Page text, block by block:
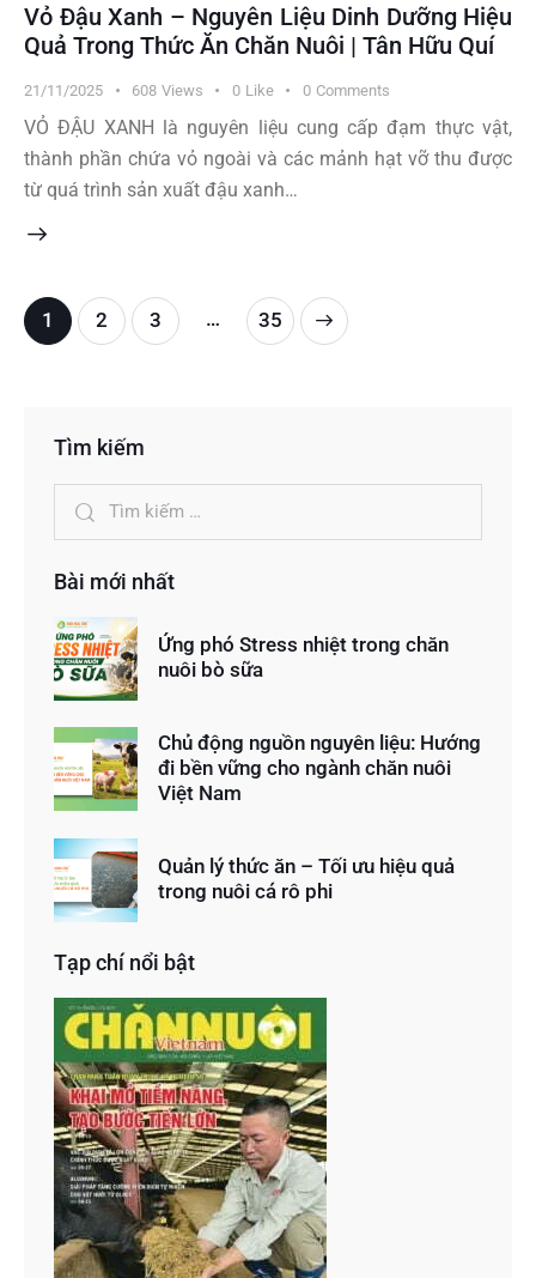
Vỏ Đậu Xanh – Nguyên Liệu Dinh Dưỡng Hiệu
Quả Trong Thức Ăn Chăn Nuôi | Tân Hữu Quí
21/11/2025 608 Views 0 Like 0 Comments
VỎ ĐẬU XANH là nguyên liệu cung cấp đạm thực vật,
thành phần chứa vỏ ngoài và các mảnh hạt vỡ thu được
từ quá trình sản xuất đậu xanh…
1 2 3 … 35
>
Tìm kiếm
Bài mới nhất
Ứng phó Stress nhiệt trong chăn
nuôi bò sữa
Chủ động nguồn nguyên liệu: Hướng
đi bền vững cho ngành chăn nuôi
Việt Nam
Quản lý thức ăn – Tối ưu hiệu quả
trong nuôi cá rô phi
Tạp chí nổi bật